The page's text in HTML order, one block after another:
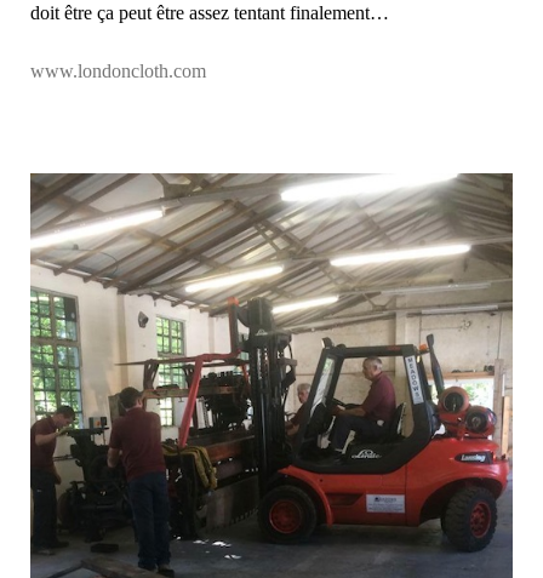
doit être ça peut être assez tentant finalement…
www.londoncloth.com